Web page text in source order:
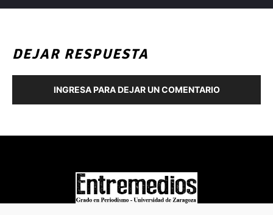
DEJAR RESPUESTA
INGRESA PARA DEJAR UN COMENTARIO